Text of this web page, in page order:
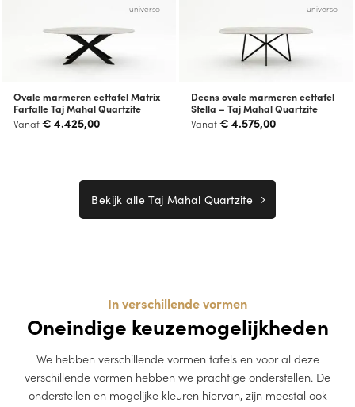
Ovale marmeren eettafel Matrix
Farfalle Taj Mahal Quartzite
Vanaf€ 4.425,00
universo
Deens ovale marmeren eettafel
Stella – Taj Mahal Quartzite
Vanaf€ 4.575,00
universo
Bekijk alle Taj Mahal Quartzite
In verschillende vormen
Oneindige keuzemogelijkheden
We hebben verschillende vormen tafels en voor al deze
verschillende vormen hebben we prachtige onderstellen. De
onderstellen en mogelijke kleuren hiervan, zijn meestal ook